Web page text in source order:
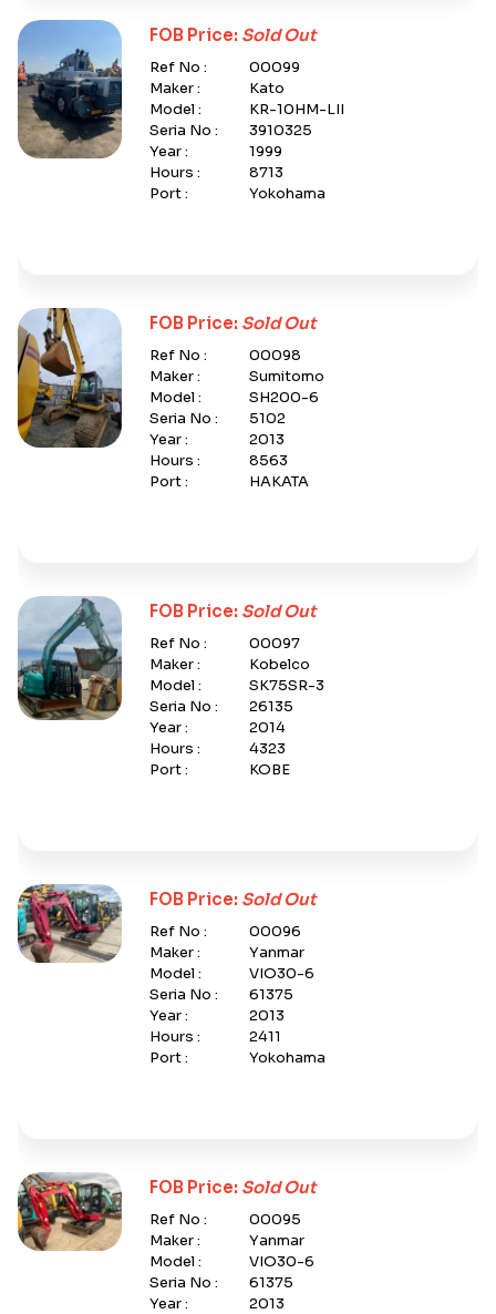
FOB Price: Sold Out
Ref No :
00099
Maker :
Kato
Model :
KR-10HM-LII
Seria No :
3910325
Year :
1999
Hours :
8713
Port :
Yokohama
FOB Price: Sold Out
Ref No :
00098
Maker :
Sumitomo
Model :
SH200-6
Seria No :
5102
Year :
2013
Hours :
8563
Port :
HAKATA
FOB Price: Sold Out
Ref No :
00097
Maker :
Kobelco
Model :
SK75SR-3
Seria No :
26135
Year :
2014
Hours :
4323
Port :
KOBE
FOB Price: Sold Out
Ref No :
00096
Maker :
Yanmar
Model :
VIO30-6
Seria No :
61375
Year :
2013
Hours :
2411
Port :
Yokohama
FOB Price: Sold Out
Ref No :
00095
Maker :
Yanmar
Model :
VIO30-6
Seria No :
61375
Year :
2013